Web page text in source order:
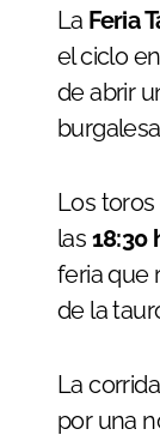
La Feria
el ciclo
de abrir
Los
las 18:30
feria que
de la
La
por una